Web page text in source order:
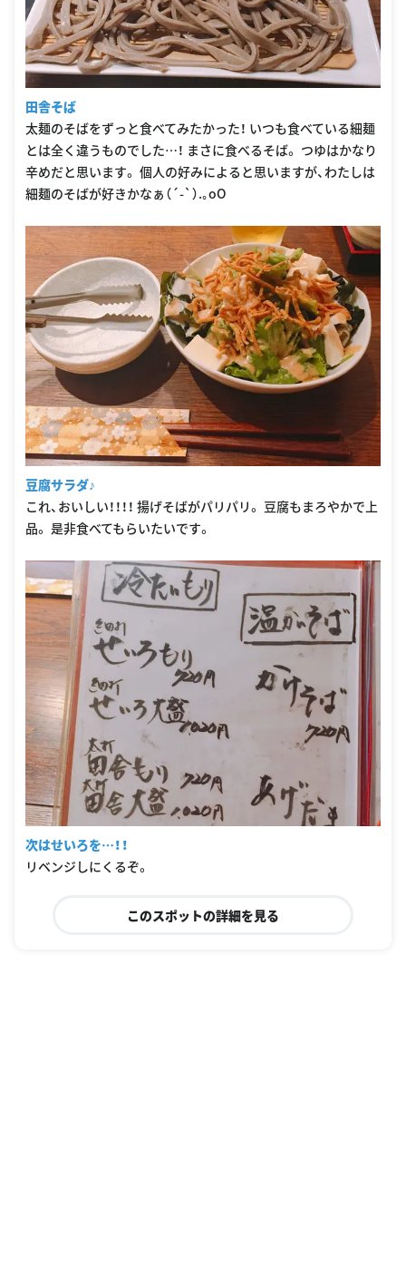
田舎そば
太麺のそばをずっと食べてみたかった！ いつも食べている細麺
とは全く違うものでした…！ まさに食べるそば。 つゆはかなり
辛めだと思います。 個人の好みによると思いますが、わたしは
細麺のそばが好きかなぁ（´-`）.｡oO
豆腐サラダ♪
これ、おいしい！！！！ 揚げそばがパリパリ。 豆腐もまろやかで上
品。 是非食べてもらいたいです。
次はせいろを…！！
リベンジしにくるぞ。
このスポットの詳細を見る